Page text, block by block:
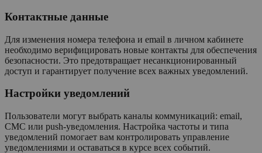
Контактные данные
Для изменения номера телефона и email в личном кабинете
необходимо верифицировать новые контакты для обеспечения
безопасности. Это предотвращает несанкционированный
доступ и гарантирует получение всех важных уведомлений.
Настройки уведомлений
Пользователи могут выбрать каналы коммуникаций: email,
СМС или push-уведомления. Настройка частоты и типа
уведомлений помогает вам контролировать управление
уведомлениями и оставаться в курсе всех событий.